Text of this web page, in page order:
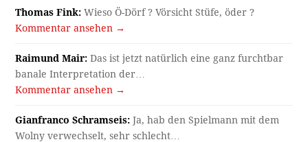
Thomas Fink: Wieso Ö-Dörf ? Vörsicht Stüfe, öder ?
Kommentar ansehen →
Raimund Mair: Das ist jetzt natürlich eine ganz furchtbar
banale Interpretation der…
Kommentar ansehen →
Gianfranco Schramseis: Ja, hab den Spielmann mit dem
Wolny verwechselt, sehr schlecht…